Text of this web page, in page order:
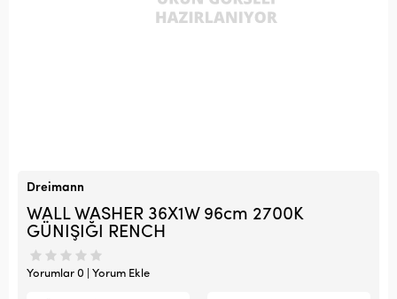
Dreimann
WALL WASHER 36X1W 96cm 2700K
GÜNIŞIĞI RENCH
Yorumlar 0 | Yorum Ekle